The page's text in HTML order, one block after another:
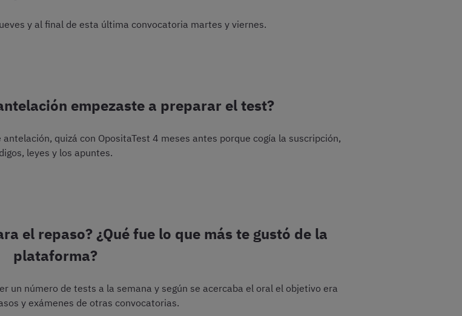
y al final de esta última convocatoria martes y viernes.
empezaste a preparar el test?
quizá con OpositaTest 4 meses antes porque cogía la suscripción,
leyes y los apuntes.
el repaso? ¿Qué fue lo que más te gustó de la
plataforma?
un número de tests a la semana y según se acercaba el oral el objetivo era
y exámenes de otras convocatorias.